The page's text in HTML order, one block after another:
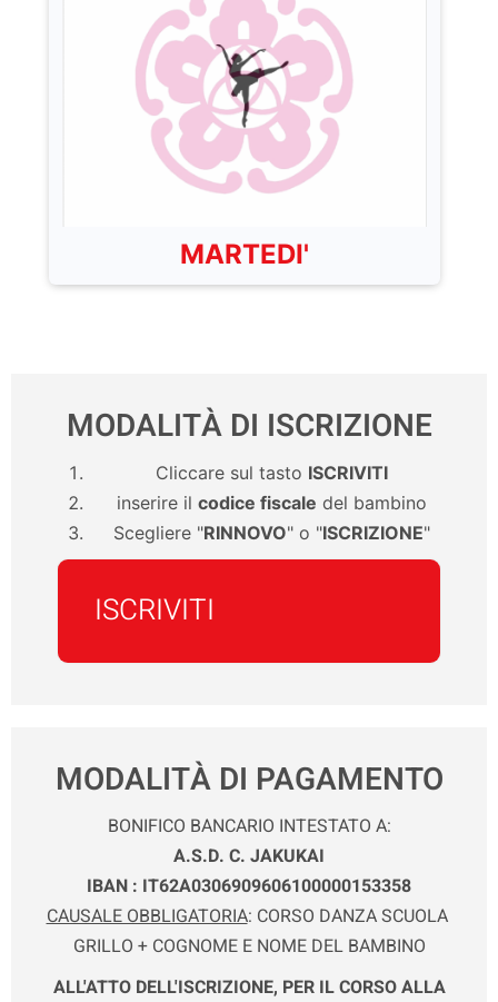
MARTEDI'
MODALITÀ DI ISCRIZIONE
Cliccare sul tasto ISCRIVITI
inserire il codice fiscale del bambino
Scegliere "RINNOVO" o "ISCRIZIONE"
ISCRIVITI
MODALITÀ DI PAGAMENTO
BONIFICO BANCARIO INTESTATO A:
A.S.D. C. JAKUKAI
IBAN : IT62A0306909606100000153358
CAUSALE OBBLIGATORIA: CORSO DANZA SCUOLA
GRILLO + COGNOME E NOME DEL BAMBINO
ALL'ATTO DELL'ISCRIZIONE, PER IL CORSO ALLA